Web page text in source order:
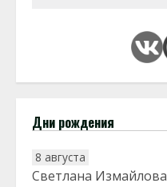
Дни рождения
8 августа
Светлана Измайлова